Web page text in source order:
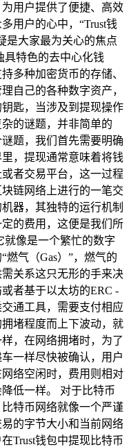
用户提供了便捷、高效
用户的心中，“Trust钱
是大家最为关心的焦点
具特色的去中心化钱
多种加密货币的存储、
自己的各种数字资产，
匙，当涉及到提现操作
的谜题，并非简单的
题，我们首先需要明确
，提现通常意味着将钱
者交易平台，这一过程
链网络上进行的一笔交
器，其独特的运行机制
的费用，这便是我们所
就像是一个繁忙的数字
气（Gas）”，燃气的
关系这只无形的手来决
者基于以太坊的ERC -
通工具，需要支付相应
堵程度而上下波动，就
，在网络拥堵时，为了
一样尽快被确认，用户
络空闲时，费用则相对
低一样。 对于比特币
特币网络就像一个严谨
的字节大小和当前网络
Trust钱包中提现比特币